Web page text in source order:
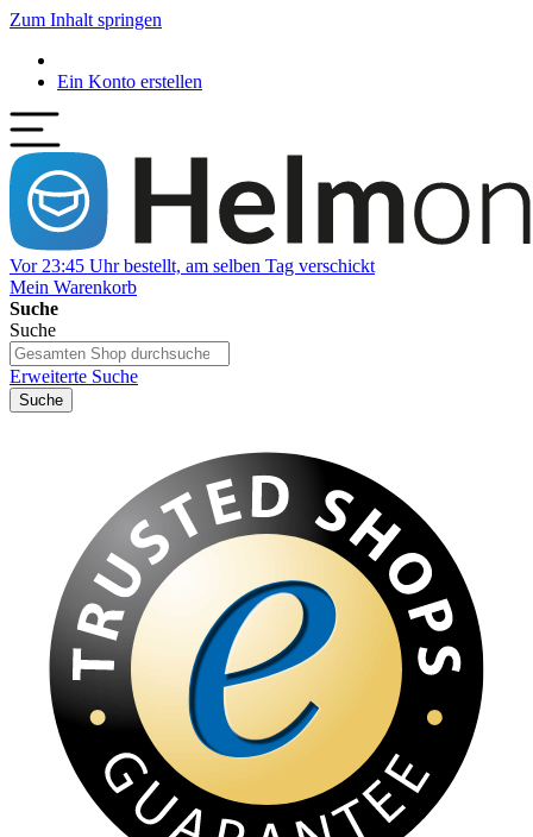
Zum Inhalt springen
Ein Konto erstellen
Vor 23:45 Uhr bestellt, am selben Tag verschickt
Mein Warenkorb
Suche
Suche
Erweiterte Suche
Suche